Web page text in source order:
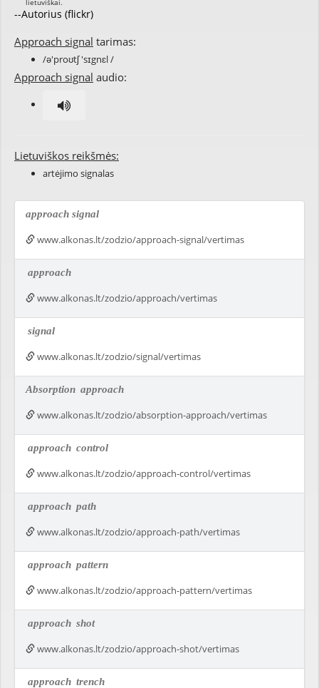
--Autorius (flickr)
Approach signal tarimas:
/ə'proʊtʃ 'sɪgnɛl /
Approach signal audio:
Lietuviškos reikšmės:
artėjimo signalas
approach signal
www.alkonas.lt/zodzio/approach-signal/vertimas
approach
www.alkonas.lt/zodzio/approach/vertimas
signal
www.alkonas.lt/zodzio/signal/vertimas
Absorption approach
www.alkonas.lt/zodzio/absorption-approach/vertimas
approach control
www.alkonas.lt/zodzio/approach-control/vertimas
approach path
www.alkonas.lt/zodzio/approach-path/vertimas
approach pattern
www.alkonas.lt/zodzio/approach-pattern/vertimas
approach shot
www.alkonas.lt/zodzio/approach-shot/vertimas
approach trench